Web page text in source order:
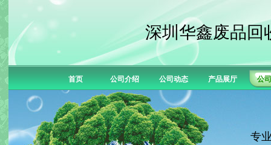
深圳华鑫废品回
首页 公司介绍 公司动态 产品展厅 公
专